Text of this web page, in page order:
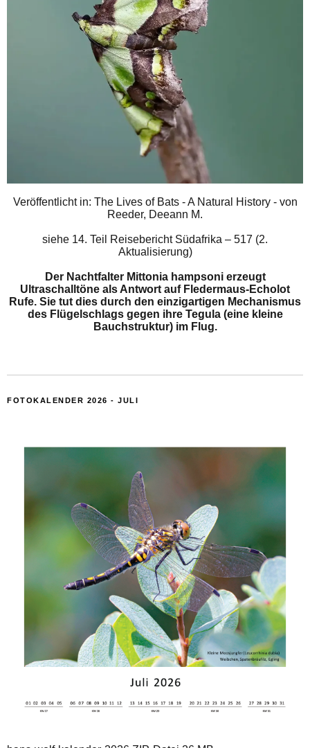
Veröffentlicht in: The Lives of Bats - A Natural History - von
Reeder, Deeann M.
siehe 14. Teil Reisebericht Südafrika – 517 (2.
Aktualisierung)
Der Nachtfalter Mittonia hampsoni erzeugt
Ultraschalltöne als Antwort auf Fledermaus-Echolot
Rufe. Sie tut dies durch den einzigartigen Mechanismus
des Flügelschlags gegen ihre Tegula (eine kleine
Bauchstruktur) im Flug.
FOTOKALENDER 2026 - JULI